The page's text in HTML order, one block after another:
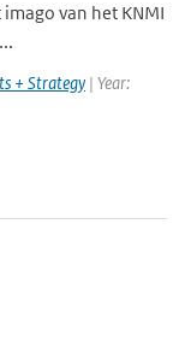
van het KNMI
+ Strategy | Year: